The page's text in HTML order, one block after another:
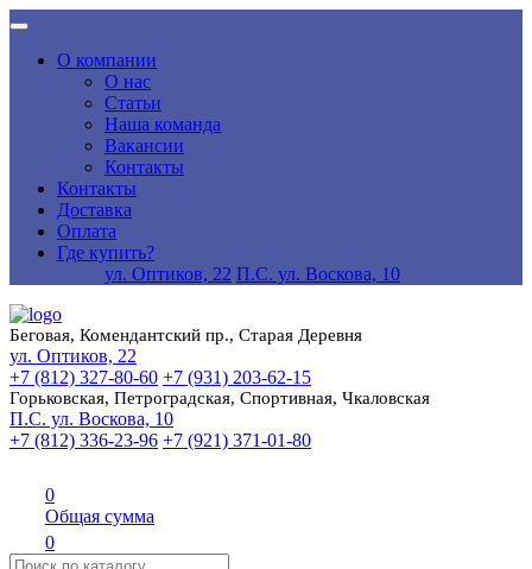
О компании
О нас
Статьи
Наша команда
Вакансии
Контакты
Контакты
Доставка
Оплата
Где купить?
ул. Оптиков, 22 П.С. ул. Воскова, 10
Беговая, Комендантский пр., Старая Деревня
ул. Оптиков, 22
+7 (812) 327-80-60 +7 (931) 203-62-15
Горьковская, Петроградская, Спортивная, Чкаловская
П.С. ул. Воскова, 10
+7 (812) 336-23-96 +7 (921) 371-01-80
0
Общая сумма
0